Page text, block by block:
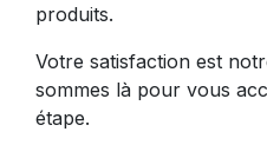
produits.
Votre satisfaction est
sommes là pour vous
étape.